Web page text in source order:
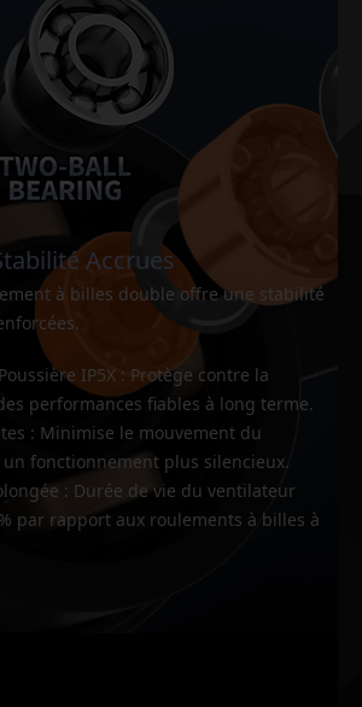
Accrues
à billes double offre une stabilité
IP5X : Protège contre la
performances fiables à long terme.
: Minimise le mouvement du
fonctionnement plus silencieux.
: Durée de vie du ventilateur
par rapport aux roulements à billes à